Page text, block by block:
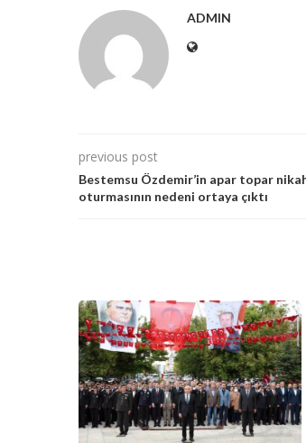
ADMIN
previous post
Bestemsu Özdemir’in apar topar
oturmasının nedeni ortaya çıktı